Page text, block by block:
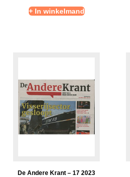
+ In winkelmand
De Andere Krant – 17 2023